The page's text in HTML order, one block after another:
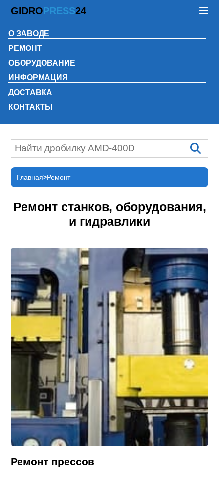
GIDROPRESS24
О ЗАВОДЕ
РЕМОНТ
ОБОРУДОВАНИЕ
ИНФОРМАЦИЯ
ДОСТАВКА
КОНТАКТЫ
Главная Ремонт
Ремонт станков, оборудования,
и гидравлики
Ремонт прессов